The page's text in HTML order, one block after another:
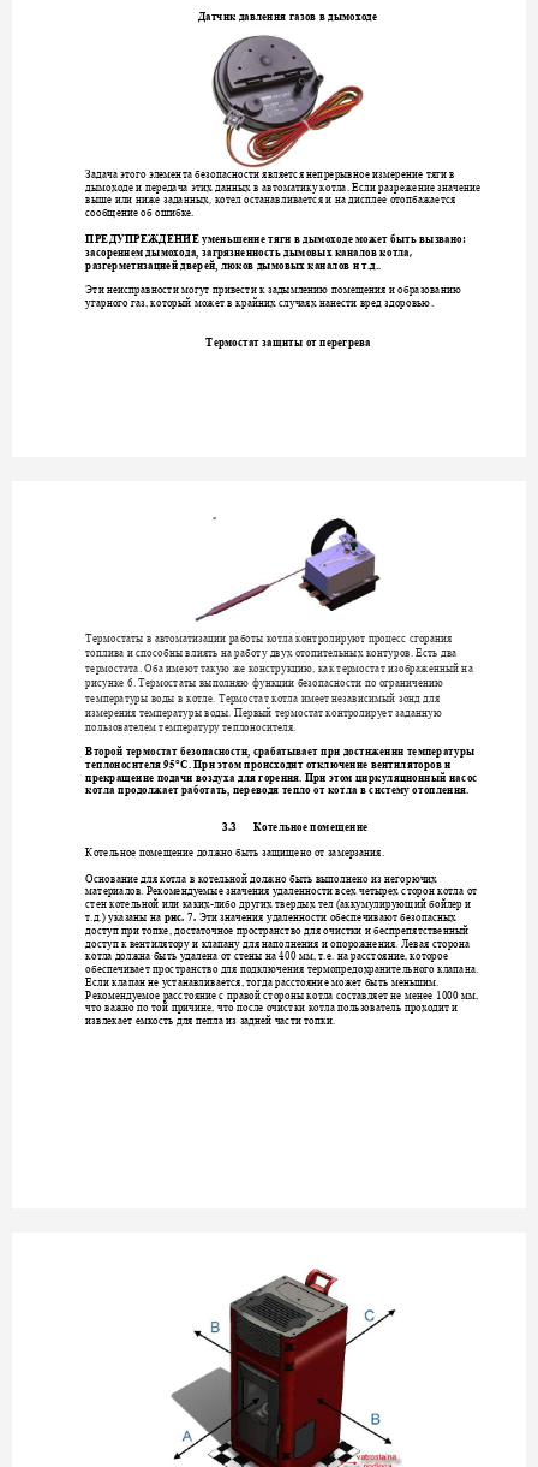
Датчик давления газов в дымоходе
Задача этого элемента безопасности является непрерывное измерение тяги в
дымоходе и передача этих данных в автоматику котла. Если разрежение значение
выше или ниже заданных, котел останавливается и на дисплее отопбажается
сообщение об ошибке.
ПРЕДУПРЕЖДЕНИЕ уменьшение тяги в дымоходе может быть вызвано:
засорением дымохода, загрязненность дымовых каналов котла,
разгерметизацией дверей, люков дымовых каналов и т.д..
Эти неисправности могут привести к задымлению помещения и образованию
угарного газ, который может в крайних случаях нанести вред здоровью.
Термостат защиты от перегрева
Термостаты в автоматизации работы котла контролируют процесс сгорания
топлива и способны влиять на работу двух отопительных контуров. Есть два
термостата. Оба имеют такую же конструкцию, как термостат изображенный на
рисунке 6. Термостаты выполняю функции безопасности по ограничению
температуры воды в котле. Термостат котла имеет независимый зонд для
измерения температуры воды. Первый термостат контролирует заданную
пользователем температуру теплоносителя.
Второй термостат безопасности, срабатывает при достижении температуры
теплоносителя 95°С . При этом происходит отключение вентиляторов и
прекращение подачи воздуха для горения. При этом циркуляционный насос
котла продолжает работать, переводя тепло от котла в систему отопления.
3.3 Котельное помещение
Котельное помещение должно быть защищено от замерзания.
Основание для котла в котельной должно быть выполнено из негорючих
материалов. Рекомендуемые значения удаленности всех четырех сторон котла от
стен котельной или каких-либо других твердых тел (аккумулирующий бойлер и
т.д.) указаны на рис. 7. Эти значения удаленности обеспечивают безопасных
доступ при топке, достаточное пространство для очистки и беспрепятственный
доступ к вентилятору и клапану для наполнения и опорожнения. Левая сторона
котла должна быть удалена от стены на 400 мм, т.е. на расстояние, которое
обеспечивает пространство для подключения термопредохранительного клапана.
Если клапан не устанавливается, тогда расстояние может быть меньшим.
Рекомендуемое расстояние с правой стороны котла составляет не менее 1000 мм,
что важно по той причине, что после очистки котла пользователь проходит и
извлекает емкость для пепла из задней части топки.